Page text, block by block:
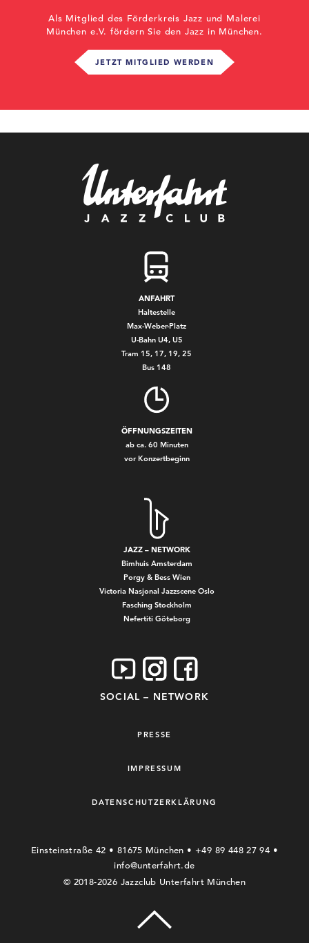
Als Mitglied des Förderkreis Jazz und Malerei
München e.V. fördern Sie den Jazz in München.
JETZT MITGLIED WERDEN
ANFAHRT
Haltestelle
Max-Weber-Platz
U-Bahn U4, U5
Tram 15, 17, 19, 25
Bus 148
ÖFFNUNGSZEITEN
ab ca. 60 Minuten
vor Konzertbeginn
JAZZ – NETWORK
Bimhuis Amsterdam
Porgy & Bess Wien
Victoria Nasjonal Jazzscene Oslo
Fasching Stockholm
Nefertiti Göteborg
SOCIAL – NETWORK
PRESSE
IMPRESSUM
DATENSCHUTZERKLÄRUNG
Einsteinstraße 42 • 81675 München • +49 89 448 27 94 •
info@unterfahrt.de
© 2018-2026 Jazzclub Unterfahrt München